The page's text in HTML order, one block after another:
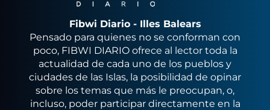
Fibwi Diario - Illes Balears
Pensado para quienes no se conforman con
poco, FIBWI DIARIO ofrece al lector toda la
actualidad de cada uno de los pueblos y
ciudades de las Islas, la posibilidad de opinar
sobre los temas que más le preocupan, o,
incluso, poder participar directamente en la